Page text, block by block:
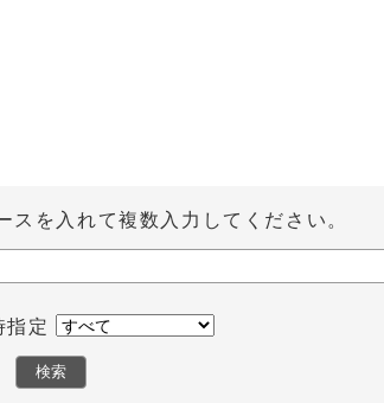
を入れて複数入力してください。
指定